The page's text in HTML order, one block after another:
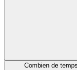
Combien de